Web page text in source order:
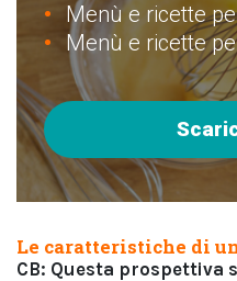
Menù e ricette
Menù e ricette
Le caratteristiche di
CB: Questa prospettiva